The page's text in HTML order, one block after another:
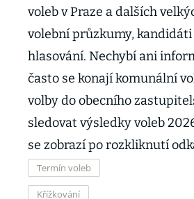
voleb v Praze a dalších
volební průzkumy,
hlasování. Nechybí ani
často se konají komunální
volby do obecního
sledovat výsledky voleb
se zobrazí po rozkliknutí
Termín voleb
Křížkování